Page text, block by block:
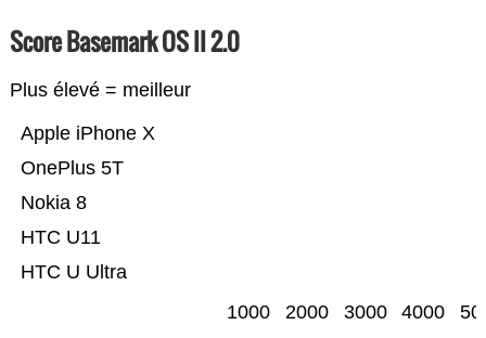
Score Basemark OS II 2.0
Plus élevé = meilleur
HTC U Ultra
HTC U11
Nokia 8
OnePlus 5T
Apple iPhone X
1000 2000 3000 4000